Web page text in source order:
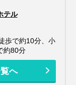
テル
歩で約10分、小
約80分
へ